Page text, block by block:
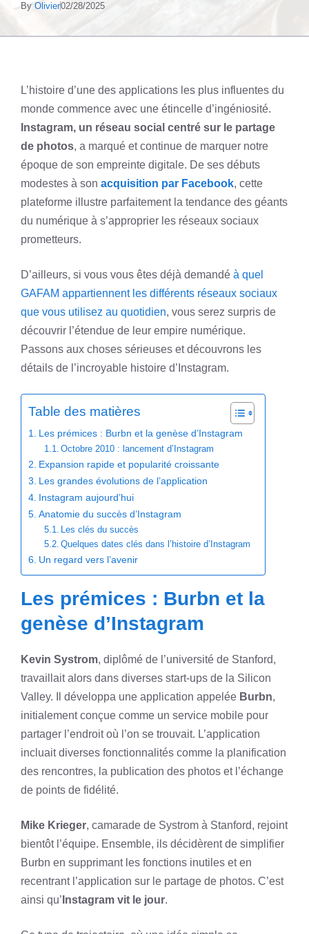
By Olivier02/28/2025
L’histoire d’une des applications les plus influentes du
monde commence avec une étincelle d’ingéniosité.
Instagram, un réseau social centré sur le partage
de photos, a marqué et continue de marquer notre
époque de son empreinte digitale. De ses débuts
modestes à son acquisition par Facebook, cette
plateforme illustre parfaitement la tendance des géants
du numérique à s’approprier les réseaux sociaux
prometteurs.
D’ailleurs, si vous vous êtes déjà demandé à quel
GAFAM appartiennent les différents réseaux sociaux
que vous utilisez au quotidien, vous serez surpris de
découvrir l’étendue de leur empire numérique.
Passons aux choses sérieuses et découvrons les
détails de l’incroyable histoire d’Instagram.
Table des matières
Les prémices : Burbn et la genèse d’Instagram
Octobre 2010 : lancement d’Instagram
Expansion rapide et popularité croissante
Les grandes évolutions de l’application
Instagram aujourd’hui
Anatomie du succès d’Instagram
Les clés du succès
Quelques dates clés dans l’histoire d’Instagram
Un regard vers l’avenir
Les prémices : Burbn et la
genèse d’Instagram
Kevin Systrom, diplômé de l’université de Stanford,
travaillait alors dans diverses start-ups de la Silicon
Valley. Il développa une application appelée Burbn,
initialement conçue comme un service mobile pour
partager l’endroit où l’on se trouvait. L’application
incluait diverses fonctionnalités comme la planification
des rencontres, la publication des photos et l’échange
de points de fidélité.
Mike Krieger, camarade de Systrom à Stanford, rejoint
bientôt l’équipe. Ensemble, ils décidèrent de simplifier
Burbn en supprimant les fonctions inutiles et en
recentrant l’application sur le partage de photos. C’est
ainsi qu’ Instagram vit le jour.